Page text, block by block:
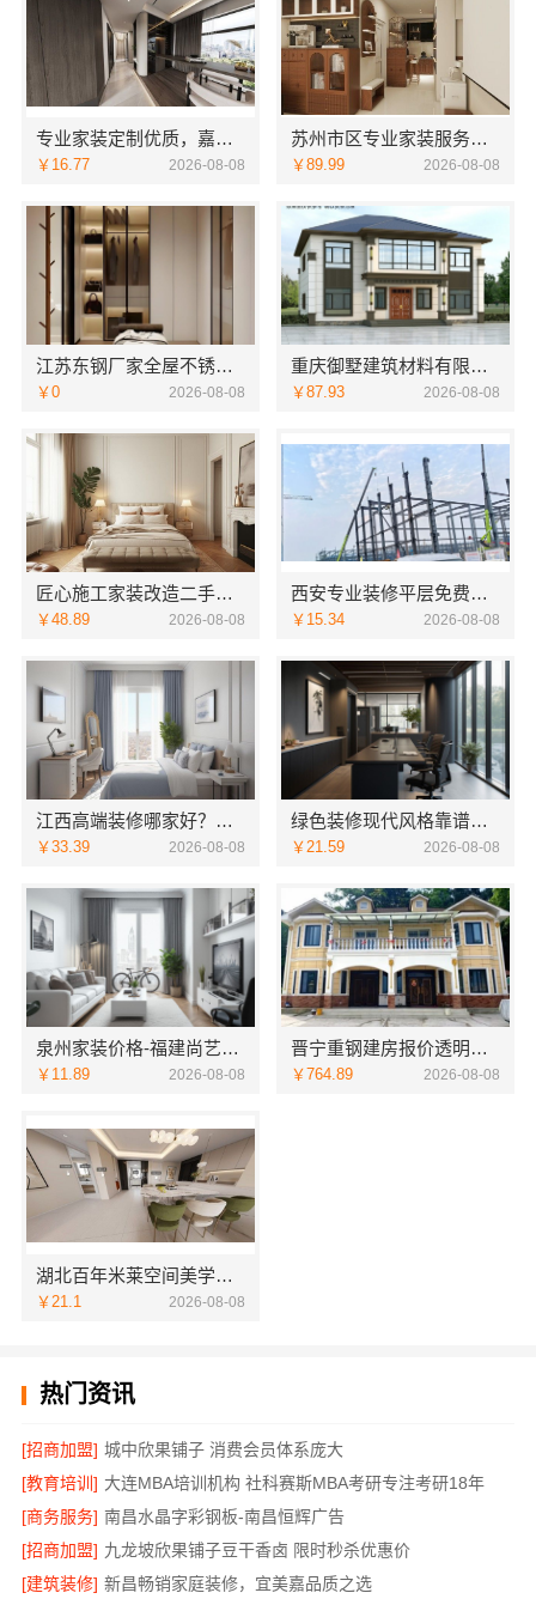
专业家装定制优质，嘉兴绿色之家建材科技实现您的理想居所
￥16.77 2026-08-08
苏州市区专业家装服务报价老房翻新_苏州百年豪庭新材料
￥89.99 2026-08-08
江苏东钢厂家全屋不锈钢定制生产基地兴化，选江苏东钢金属科技有限公司
￥0 2026-08-08
重庆御墅建筑材料有限公司别墅环保材料多少钱
￥87.93 2026-08-08
匠心施工家装改造二手房改造宁波雅美和居建材科技有限公司
￥48.89 2026-08-08
西安专业装修平层免费量房-居安天成（西安）建筑工程有限责任公司
￥15.34 2026-08-08
江西高端装修哪家好？首选江西圣匠新型环保材料有限公司
￥33.39 2026-08-08
绿色装修现代风格靠谱吗江西尚宅尚品新型环保材料有限公司
￥21.59 2026-08-08
泉州家装价格-福建尚艺空间新材料科技有限公司
￥11.89 2026-08-08
晋宁重钢建房报价透明，云南晟构建筑建材有限公司
￥764.89 2026-08-08
湖北百年米莱空间美学装饰材料有限公司黄石专业空间设计一站式
￥21.1 2026-08-08
热门资讯
[招商加盟] 城中欣果铺子 消费会员体系庞大
[教育培训] 大连MBA培训机构 社科赛斯MBA考研专注考研18年
[商务服务] 南昌水晶字彩钢板-南昌恒辉广告
[招商加盟] 九龙坡欣果铺子豆干香卤 限时秒杀优惠价
[建筑装修] 新昌畅销家庭装修，宜美嘉品质之选